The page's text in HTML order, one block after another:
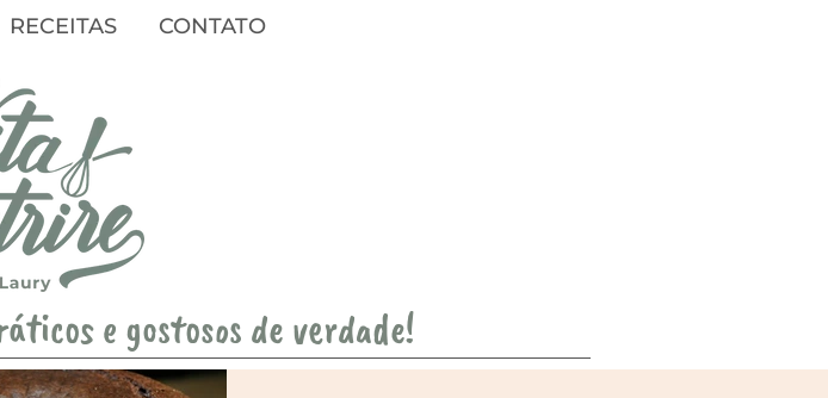
RECEITAS CONTATO
e gostosos de verdade!